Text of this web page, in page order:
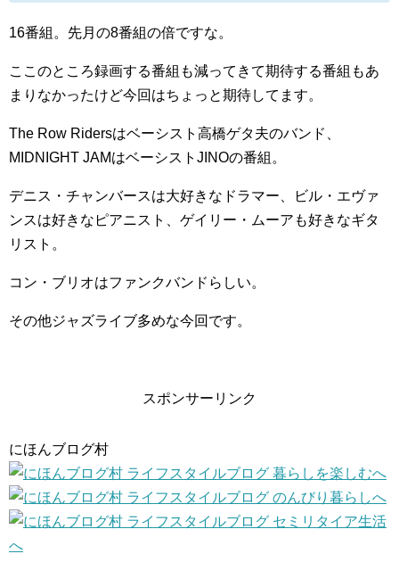
16番組。先月の8番組の倍ですな。
ここのところ録画する番組も減ってきて期待する番組もあ
まりなかったけど今回はちょっと期待してます。
The Row Ridersはベーシスト高橋ゲタ夫のバンド、
MIDNIGHT JAMはベーシストJINOの番組。
デニス・チャンバースは大好きなドラマー、ビル・エヴァ
ンスは好きなピアニスト、ゲイリー・ムーアも好きなギタ
リスト。
コン・ブリオはファンクバンドらしい。
その他ジャズライブ多めな今回です。
スポンサーリンク
にほんブログ村